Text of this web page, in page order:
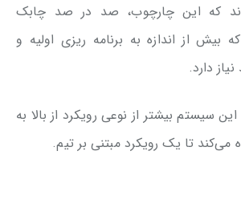
که این چارچوب، صد در صد چابک
بیش از اندازه به برنامه ریزی اولیه و
دارد.
این سیستم بیشتر از نوعی رویکرد از بالا به
می‌کند تا یک رویکرد مبتنی بر تیم.